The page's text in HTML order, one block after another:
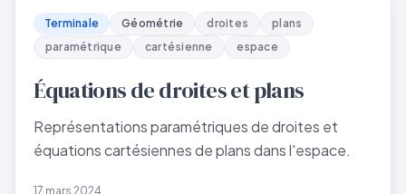
Terminale Géométrie droites
plans
paramétrique
cartésienne espace
Équations de droites et plans
Représentations paramétriques de droites et
équations cartésiennes de plans dans l'espace.
17 mars 2024